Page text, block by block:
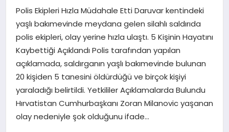
SAĞLIK
DÜNYA
TEKNOLOJI
SIYASET
YAŞAM
Polis Ekipleri Hızla Müdahale Etti Daruvar kentindeki
yaşlı bakımevinde meydana gelen silahlı saldırıda
polis ekipleri, olay yerine hızla ulaştı. 5 Kişinin Hayatını
Kaybettiği Açıklandı Polis tarafından yapılan
açıklamada, saldırganın yaşlı bakımevinde bulunan
20 kişiden 5 tanesini öldürdüğü ve birçok kişiyi
yaraladığı belirtildi. Yetkililer Açıklamalarda Bulundu
Hırvatistan Cumhurbaşkanı Zoran Milanovic yaşanan
olay nedeniyle şok olduğunu ifade…